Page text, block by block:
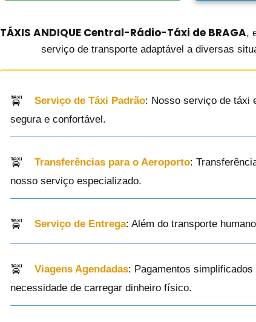
TÁXIS ANDIQUE Central-Rádio-Táxi de BRAGA,
serviço de transporte adaptável a diversas
Serviço de Táxi Padrão: Nosso serviço de táxi
segura e confortável.
Transferências para o Aeroporto:
nosso serviço especializado.
Serviço de Entrega: Além do transporte
Viagens Agendadas: Pagamentos
necessidade de carregar dinheiro físico.